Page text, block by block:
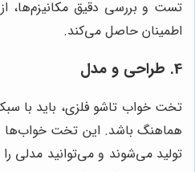
تست و بررسی دقیق مکانیزم‌ها،
اطمینان حاصل می‌کند.
4. طراحی و مدل
تخت خواب تاشو فلزی، باید با
هماهنگ باشد. این تخت خواب‌ها
تولید می‌شوند و می‌توانید مدلی